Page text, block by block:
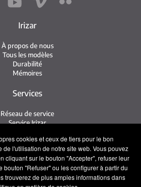
cookies et ceux de tiers pour le bon
de l'utilisation de notre site web. Vous pouvez
cliquant sur le bouton "Accepter", refuser leur
bouton "Refuser" ou les configurer à partir du
trouverez de plus amples informations dans
Irizar
À propos de nous
Tous les modèles
Durabilité
Mémoires
Services
Réseau de service
Service Irizar
Usés
Contact
Contact